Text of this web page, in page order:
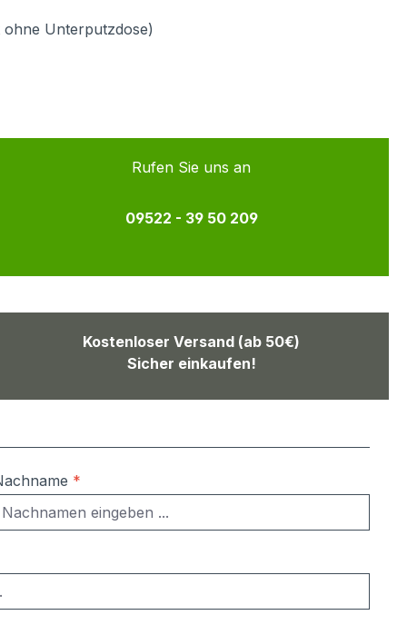
Unterputzdose)
Rufen Sie uns an
09522 - 39 50 209
Kostenloser Versand (ab 50€)
Sicher einkaufen!
*